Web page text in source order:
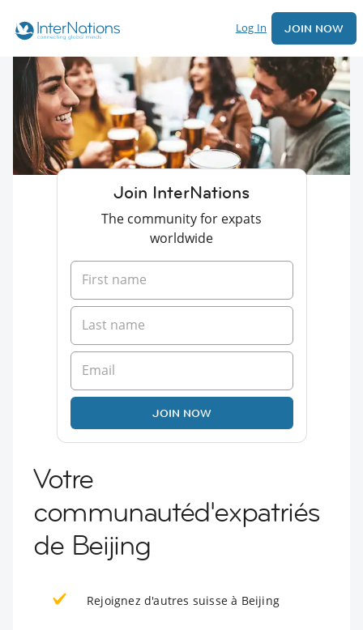
Log In JOIN NOW
Join InterNations
The community for expats
worldwide
JOIN NOW
Votre
communautéd'expatriés
de Beijing
Rejoignez d'autres suisse à Beijing